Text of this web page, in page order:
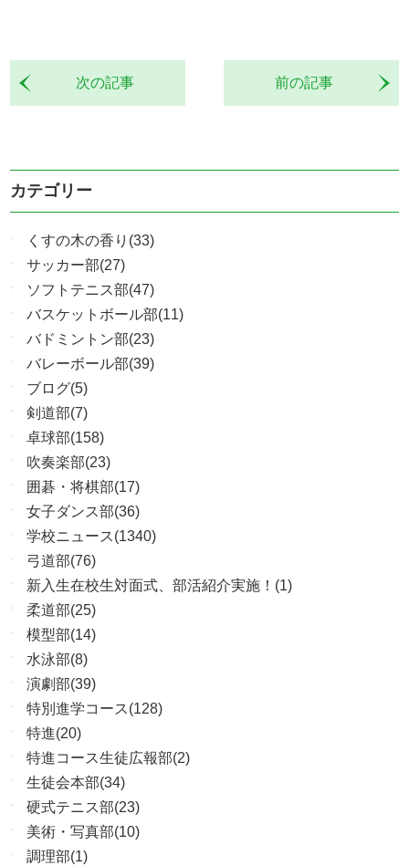
前の記事
次の記事
カテゴリー
くすの木の香り(33)
サッカー部(27)
ソフトテニス部(47)
バスケットボール部(11)
バドミントン部(23)
バレーボール部(39)
ブログ(5)
剣道部(7)
卓球部(158)
吹奏楽部(23)
囲碁・将棋部(17)
女子ダンス部(36)
学校ニュース(1340)
弓道部(76)
新入生在校生対面式、部活紹介実施！(1)
柔道部(25)
模型部(14)
水泳部(8)
演劇部(39)
特別進学コース(128)
特進(20)
特進コース生徒広報部(2)
生徒会本部(34)
硬式テニス部(23)
美術・写真部(10)
調理部(1)